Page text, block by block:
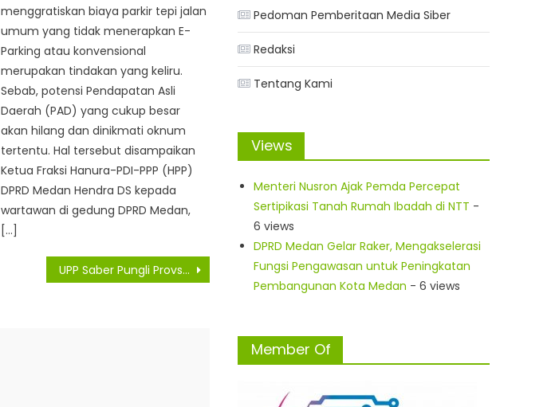
menggratiskan biaya parkir tepi jalan
umum yang tidak menerapkan E-
Parking atau konvensional
merupakan tindakan yang keliru.
Sebab, potensi Pendapatan Asli
Daerah (PAD) yang cukup besar
akan hilang dan dinikmati oknum
tertentu. Hal tersebut disampaikan
Ketua Fraksi Hanura-PDI-PPP (HPP)
DPRD Medan Hendra DS kepada
wartawan di gedung DPRD Medan,
[…]
UPP Saber Pungli Provsu Lakukan Monitoring di Asahan
Pedoman Pemberitaan Media Siber
Redaksi
Tentang Kami
Views
Menteri Nusron Ajak Pemda Percepat
Sertipikasi Tanah Rumah Ibadah di NTT -
6 views
DPRD Medan Gelar Raker, Mengakselerasi
Fungsi Pengawasan untuk Peningkatan
Pembangunan Kota Medan - 6 views
Member Of